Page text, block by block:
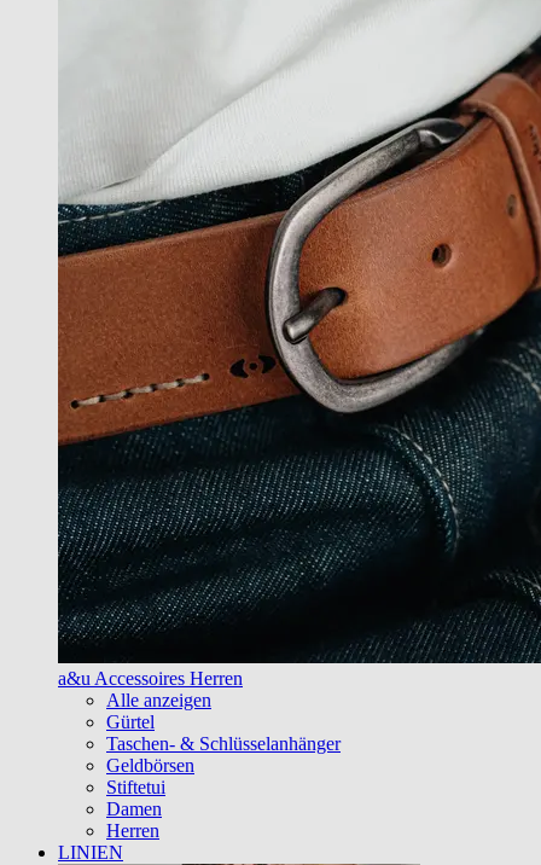
a&u Accessoires Herren
Alle anzeigen
Gürtel
Taschen- & Schlüsselanhänger
Geldbörsen
Stiftetui
Damen
Herren
LINIEN